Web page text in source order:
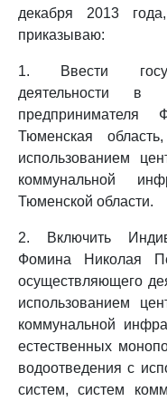
декабря 2013
приказываю:
1. Ввести
деятельности в
предпринимателя
Тюменская
использованием
коммунальной
Тюменской области.
2. Включить
Фомина Николая
осуществляющего
использованием
коммунальной
естественных
водоотведения с
систем, систем